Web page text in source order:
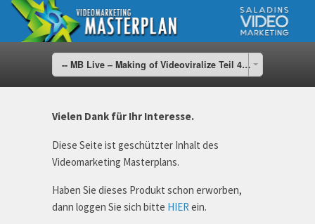
-- MB Live – Making of Videoviralize Teil 4 – Technik
Vielen Dank für Ihr Interesse.
Diese Seite ist geschützter Inhalt des
Videomarketing Masterplans.
Haben Sie dieses Produkt schon erworben,
dann loggen Sie sich bitte HIER ein.